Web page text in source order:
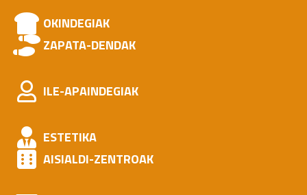
OKINDEGIAK
ZAPATA-DENDAK
ILE-APAINDEGIAK
ESTETIKA
AISIALDI-ZENTROAK